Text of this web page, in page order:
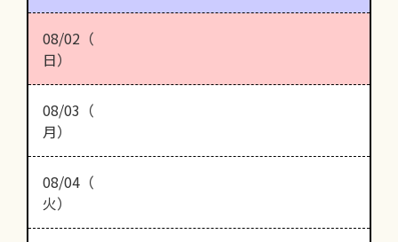
08/02（
日）
08/03（
月）
08/04（
火）